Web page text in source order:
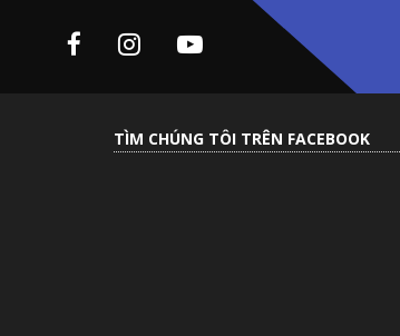
TÌM CHÚNG TÔI TRÊN FACEBOOK